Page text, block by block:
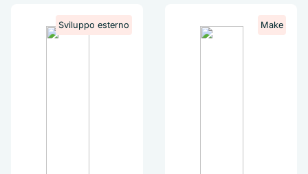
Sviluppo esterno Make